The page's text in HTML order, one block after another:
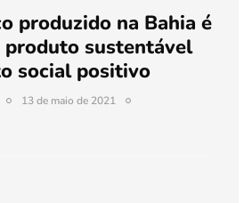
produzido na Bahia é
produto sustentável
social positivo
13 de maio de 2021